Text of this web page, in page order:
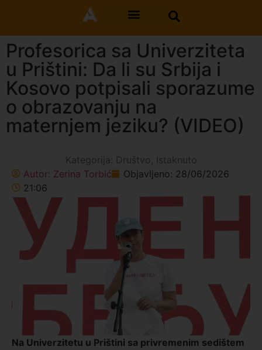
Profesorica sa Univerziteta
u Prištini: Da li su Srbija i
Kosovo potpisali sporazume
o obrazovanju na
maternjem jeziku? (VIDEO)
Kategorija: Društvo
Istaknuto
Autor: Zerina Torbić Objavljeno: 28/06/2026
21:06
Na Univerzitetu u Prištini sa privremenim sedištem